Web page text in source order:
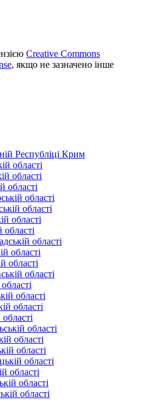
Creative Commons
, якщо не зазначено інше
Республіці Крим
області
області
області
області
області
області
області
області
області
області
області
області
області
області
області
області
області
області
області
області